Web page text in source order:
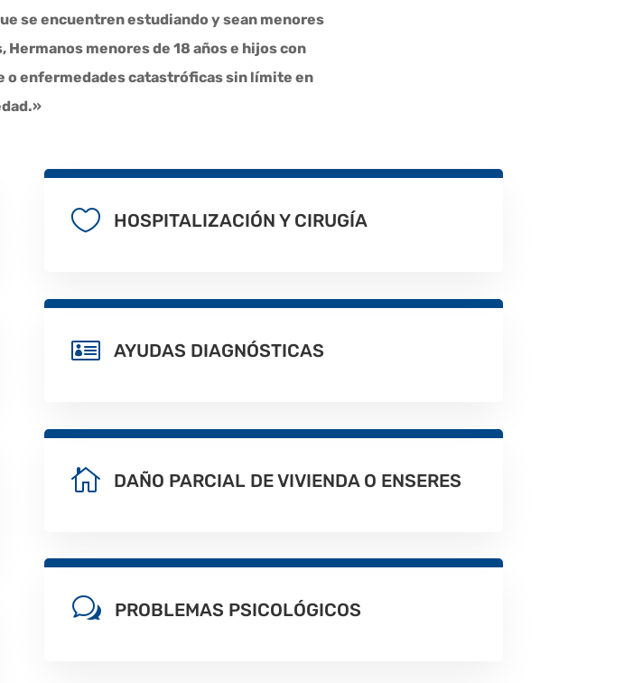
se encuentren estudiando y sean menores
Hermanos menores de 18 años e hijos con
o enfermedades catastróficas sin límite en
 HOSPITALIZACIÓN Y CIRUGÍA
 AYUDAS DIAGNÓSTICAS
 DAÑO PARCIAL DE VIVIENDA O ENSERES
w PROBLEMAS PSICOLÓGICOS